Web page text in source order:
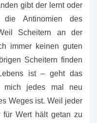
gibt der lernt oder
Antinomien des
Scheitern an der
immer keinen guten
Scheitern finden
ist – geht das
mich jedes mal neu
Weges ist. Weil jeder
für Wert hält getan zu